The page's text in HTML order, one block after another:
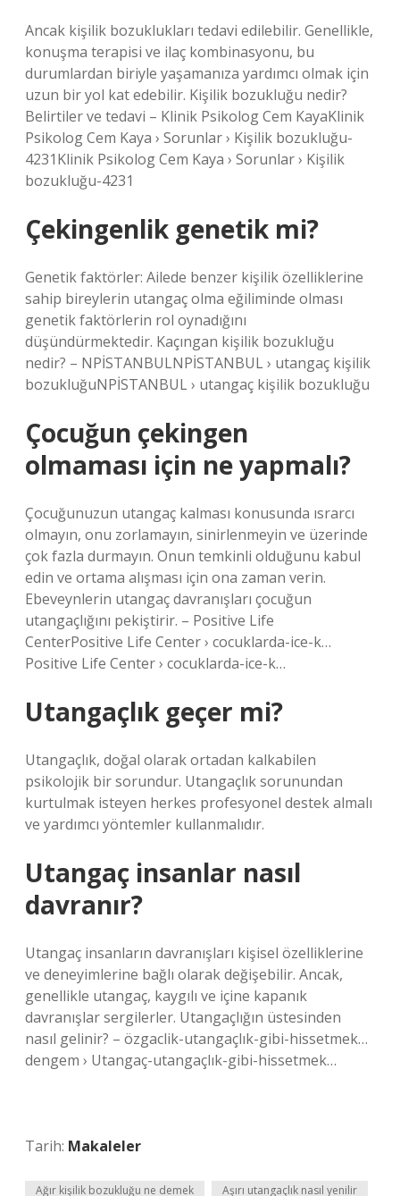
Ancak kişilik bozuklukları tedavi edilebilir. Genellikle,
konuşma terapisi ve ilaç kombinasyonu, bu
durumlardan biriyle yaşamanıza yardımcı olmak için
uzun bir yol kat edebilir. Kişilik bozukluğu nedir?
Belirtiler ve tedavi – Klinik Psikolog Cem KayaKlinik
Psikolog Cem Kaya › Sorunlar › Kişilik bozukluğu-
4231Klinik Psikolog Cem Kaya › Sorunlar › Kişilik
bozukluğu-4231
Çekingenlik genetik mi?
Genetik faktörler: Ailede benzer kişilik özelliklerine
sahip bireylerin utangaç olma eğiliminde olması
genetik faktörlerin rol oynadığını
düşündürmektedir. Kaçıngan kişilik bozukluğu
nedir? – NPİSTANBULNPİSTANBUL › utangaç kişilik
bozukluğuNPİSTANBUL › utangaç kişilik bozukluğu
Çocuğun çekingen
olmaması için ne yapmalı?
Çocuğunuzun utangaç kalması konusunda ısrarcı
olmayın, onu zorlamayın, sinirlenmeyin ve üzerinde
çok fazla durmayın. Onun temkinli olduğunu kabul
edin ve ortama alışması için ona zaman verin.
Ebeveynlerin utangaç davranışları çocuğun
utangaçlığını pekiştirir. – Positive Life
CenterPositive Life Center › cocuklarda-ice-k…
Positive Life Center › cocuklarda-ice-k…
Utangaçlık geçer mi?
Utangaçlık, doğal olarak ortadan kalkabilen
psikolojik bir sorundur. Utangaçlık sorunundan
kurtulmak isteyen herkes profesyonel destek almalı
ve yardımcı yöntemler kullanmalıdır.
Utangaç insanlar nasıl
davranır?
Utangaç insanların davranışları kişisel özelliklerine
ve deneyimlerine bağlı olarak değişebilir. Ancak,
genellikle utangaç, kaygılı ve içine kapanık
davranışlar sergilerler. Utangaçlığın üstesinden
nasıl gelinir? – özgaclik-utangaçlık-gibi-hissetmek…
dengem › Utangaç-utangaçlık-gibi-hissetmek…
Tarih: Makaleler
Ağır kişilik bozukluğu ne demek Aşırı utangaçlık nasıl yenilir